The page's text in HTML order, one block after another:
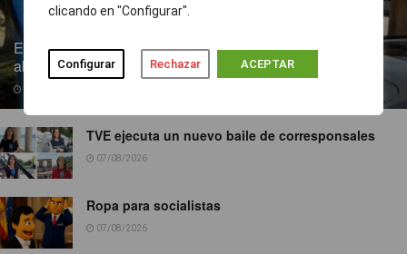
clicando en "Configurar".
Configurar Rechazar ACEPTAR
Endesa pone a disposición más de 300 puntos de recarga
abiertos al público
TVE ejecuta un nuevo baile de corresponsales
07/08/2026
Ropa para socialistas
07/08/2026